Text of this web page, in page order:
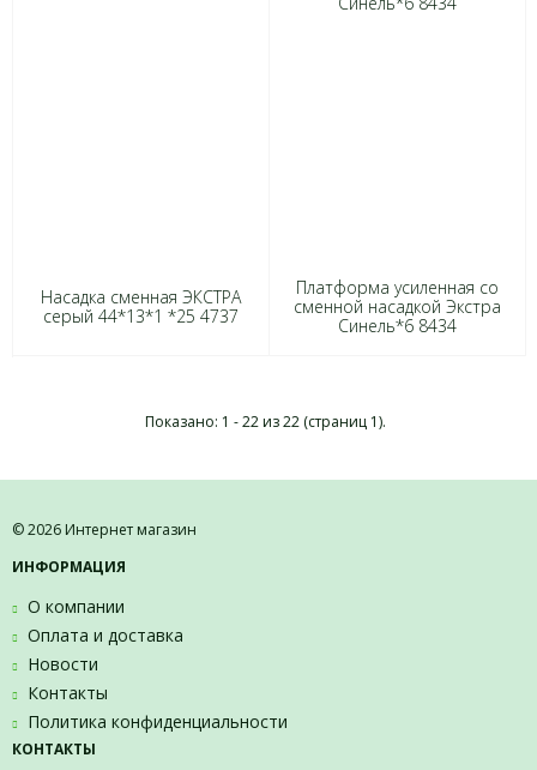
Насадка сменная ЭКСТРА
серый 44*13*1 *25 4737
Платформа усиленная со
сменной насадкой Экстра
Синель*6 8434
Показано: 1 - 22 из 22 (страниц 1).
© 2026 Интернет магазин
ИНФОРМАЦИЯ
О компании
Оплата и доставка
Новости
Контакты
Политика конфиденциальности
КОНТАКТЫ